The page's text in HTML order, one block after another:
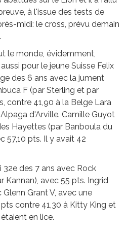
à l'issue des tests de
midi: le cross, prévu demain
le monde, évidemment,
pour le jeune Suisse Felix
des 6 ans avec la jument
F (par Sterling et par
contre 41,90 à la Belge Lara
d'Arville. Camille Guyot
Hayettes (par Banboula du
57,10 pts. Il y avait 42
des 7 ans avec Rock
Kannan), avec 55 pts. Ingrid
Grant V, avec une
contre 41,30 à Kitty King et
en lice.